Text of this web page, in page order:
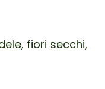
fiori secchi,